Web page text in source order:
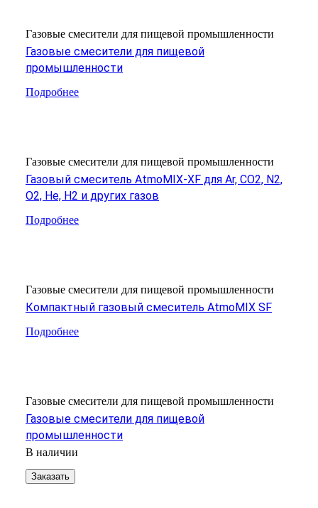
Газовые смесители для пищевой промышленности
Газовые смесители для пищевой
промышленности
Подробнее
Газовые смесители для пищевой промышленности
Газовый смеситель AtmoMIX-XF для Ar, CO2, N2,
O2, He, H2 и других газов
Подробнее
Газовые смесители для пищевой промышленности
Компактный газовый смеситель AtmoMIX SF
Подробнее
Газовые смесители для пищевой промышленности
Газовые смесители для пищевой
промышленности
В наличии
Заказать